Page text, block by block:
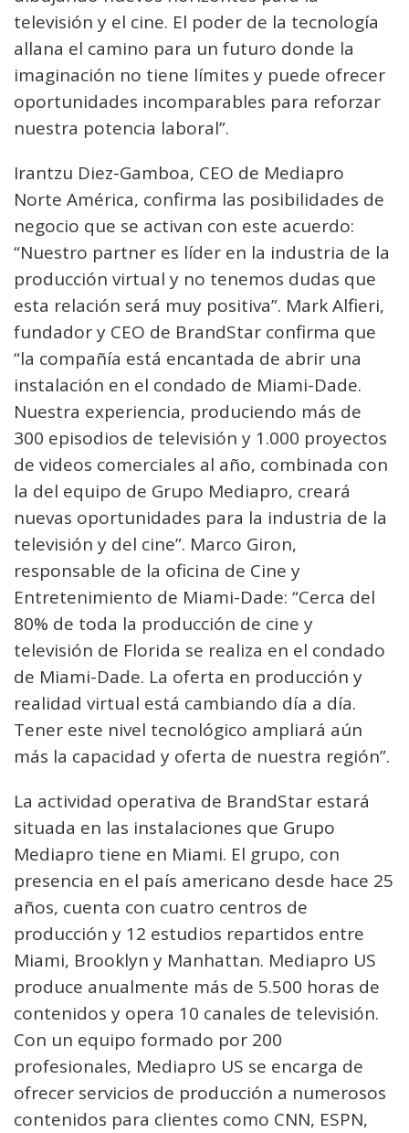
televisión y el cine. El poder de la tecnología
allana el camino para un futuro donde la
imaginación no tiene límites y puede ofrecer
oportunidades incomparables para reforzar
nuestra potencia laboral”.
Irantzu Diez-Gamboa, CEO de Mediapro
Norte América, confirma las posibilidades de
negocio que se activan con este acuerdo:
“Nuestro partner es líder en la industria de la
producción virtual y no tenemos dudas que
esta relación será muy positiva”. Mark Alfieri,
fundador y CEO de BrandStar confirma que
“la compañía está encantada de abrir una
instalación en el condado de Miami-Dade.
Nuestra experiencia, produciendo más de
300 episodios de televisión y 1.000 proyectos
de videos comerciales al año, combinada con
la del equipo de Grupo Mediapro, creará
nuevas oportunidades para la industria de la
televisión y del cine”. Marco Giron,
responsable de la oficina de Cine y
Entretenimiento de Miami-Dade: “Cerca del
80% de toda la producción de cine y
televisión de Florida se realiza en el condado
de Miami-Dade. La oferta en producción y
realidad virtual está cambiando día a día.
Tener este nivel tecnológico ampliará aún
más la capacidad y oferta de nuestra región”.
La actividad operativa de BrandStar estará
situada en las instalaciones que Grupo
Mediapro tiene en Miami. El grupo, con
presencia en el país americano desde hace 25
años, cuenta con cuatro centros de
producción y 12 estudios repartidos entre
Miami, Brooklyn y Manhattan. Mediapro US
produce anualmente más de 5.500 horas de
contenidos y opera 10 canales de televisión.
Con un equipo formado por 200
profesionales, Mediapro US se encarga de
ofrecer servicios de producción a numerosos
contenidos para clientes como CNN, ESPN,